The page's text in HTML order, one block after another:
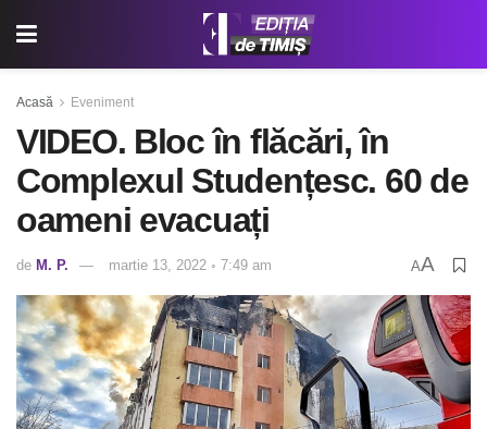
Acasă Eveniment
VIDEO. Bloc în flăcări, în
Complexul Studențesc. 60 de
oameni evacuați
de M. P. martie 13, 2022 ◦ 7:49 am AA